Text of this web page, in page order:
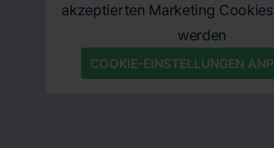
akzeptierten Marketing
werden
COOKIE-EINSTELLUNGEN